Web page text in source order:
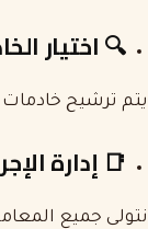
🔍اختيار
يتم ترشيح خادمات
📑 إدارة
نتولى جميع